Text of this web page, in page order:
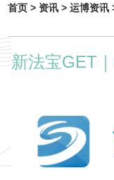
首页 >资讯 >运博资讯
新法宝GET